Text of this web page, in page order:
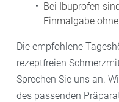
Bei Ibuprofen
Einmalgabe
Die empfohlene
rezeptfreien
Sprechen Sie uns an.
des passenden